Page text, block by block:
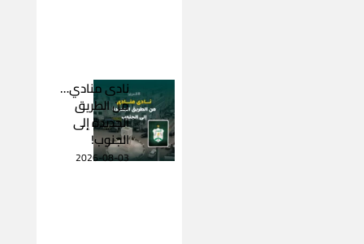
نادى منادي…
من الطريق
الجديدة إلى
الجنوب!
2026-08-03